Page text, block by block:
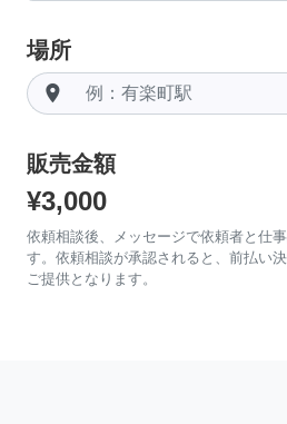
場所
room
販売金額
¥3,000
依頼相談後、メッセージで依頼者と仕
す。依頼相談が承認されると、前払い
ご提供となります。